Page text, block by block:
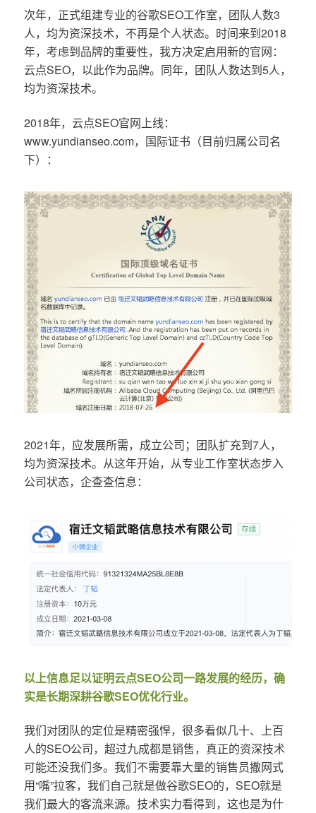
次年，正式组建专业的谷歌SEO工作室，团队人数3
人，均为资深技术，不再是个人状态。时间来到2018
年，考虑到品牌的重要性，我方决定启用新的官网：
云点SEO，以此作为品牌。同年，团队人数达到5人，
均为资深技术。
2018年，云点SEO官网上线：
www.yundianseo.com，国际证书（目前归属公司名
下）：
2021年，应发展所需，成立公司；团队扩充到7人，
均为资深技术。从这年开始，从专业工作室状态步入
公司状态，企查查信息：
以上信息足以证明云点SEO公司一路发展的经历，确
实是长期深耕谷歌SEO优化行业。
我们对团队的定位是精密强悍，很多看似几十、上百
人的SEO公司，超过九成都是销售，真正的资深技术
可能还没我们多。我们不需要靠大量的销售员撒网式
用“嘴”拉客，我们自己就是做谷歌SEO的，SEO就是
我们最大的客流来源。技术实力看得到，这也是为什